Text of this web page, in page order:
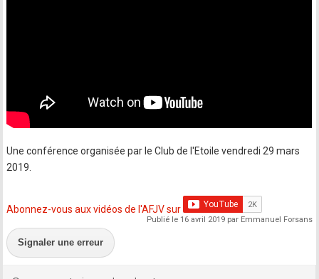
Une conférence organisée par le Club de l'Etoile vendredi 29 mars
2019.
Abonnez-vous aux vidéos de l'AFJV sur
Publié le 16 avril 2019 par Emmanuel Forsans
Signaler une erreur